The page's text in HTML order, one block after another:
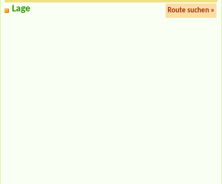
Lage Route suchen »